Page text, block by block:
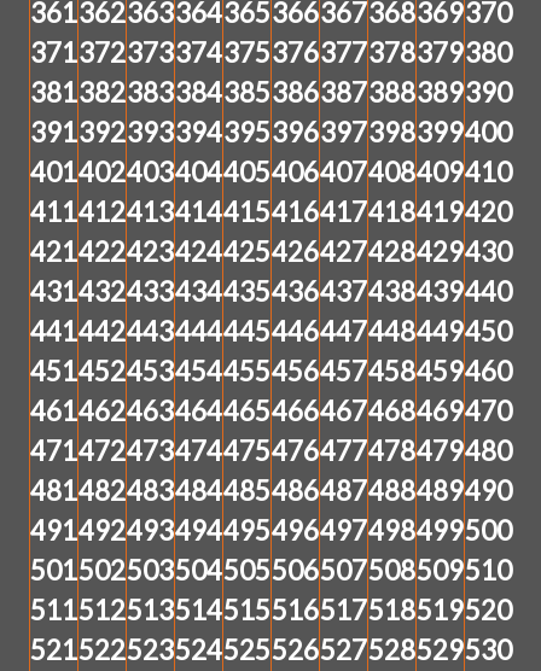
361362363364365366367368369370
371372373374375376377378379380
381382383384385386387388389390
391392393394395396397398399400
401402403404405406407408409410
411412413414415416417418419420
421422423424425426427428429430
431432433434435436437438439440
441442443444445446447448449450
451452453454455456457458459460
461462463464465466467468469470
471472473474475476477478479480
481482483484485486487488489490
491492493494495496497498499500
501502503504505506507508509510
511512513514515516517518519520
521522523524525526527528529530